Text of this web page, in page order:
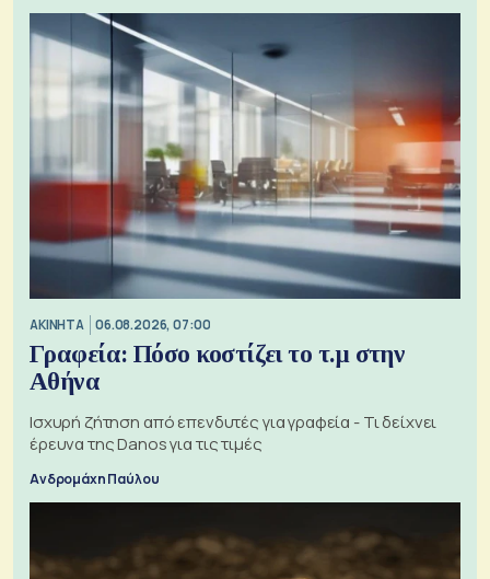
ΑΚΙΝΗΤΑ 06.08.2026, 07:00
Γραφεία: Πόσο κοστίζει το τ.μ στην
Αθήνα
Ισχυρή ζήτηση από επενδυτές για γραφεία - Τι δείχνει
έρευνα της Danos για τις τιμές
Ανδρομάχη Παύλου